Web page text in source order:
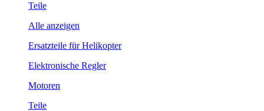
Teile
Alle anzeigen
Ersatzteile für Helikopter
Elektronische Regler
Motoren
Teile